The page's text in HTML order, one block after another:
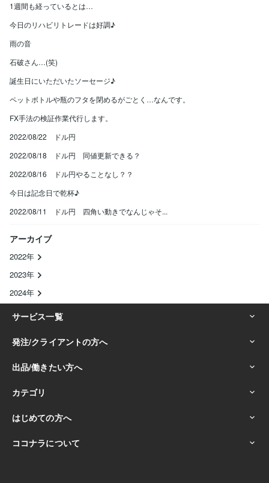
1週間も経っているとは…
今日のリハビリトレードは好調♪
雨の音
石破さん…(笑)
誕生日にいただいたソーセージ♪
ペットボトルや瓶のフタを閉めるがごとく…なんです。
FX手法の検証作業代行します。
2022/08/22 ドル円
2022/08/18 ドル円 同値更新できる？
2022/08/16 ドル円やることなし？？
今日は記念日で乾杯♪
2022/08/11 ドル円 四角い動きでなんじゃそ...
アーカイブ
2022年
2023年
2024年